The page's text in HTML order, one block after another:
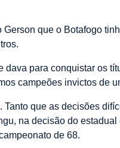
que o Botafogo
para conquistar os
campeões invictos de
que as decisões
na decisão do
de 68.